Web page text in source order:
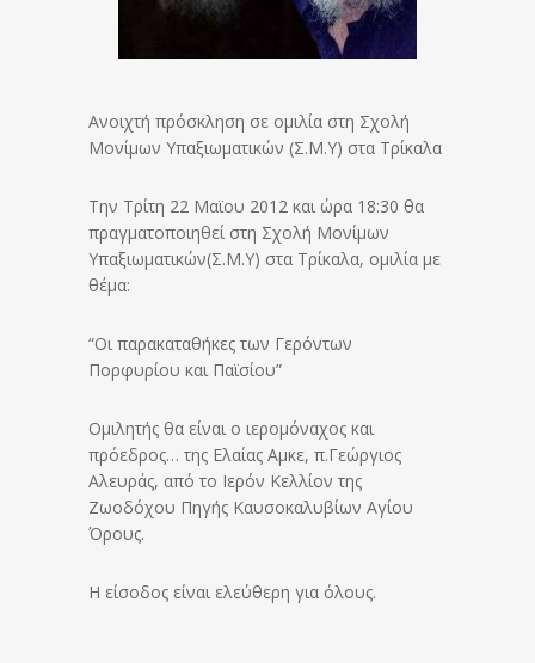
Aνοιχτή πρόσκληση σε ομιλία στη Σχολή
Μονίμων Υπαξιωματικών (Σ.Μ.Υ) στα Τρίκαλα
Την Τρίτη 22 Μαϊου 2012 και ώρα 18:30 θα
πραγματοποιηθεί στη Σχολή Μονίμων
Υπαξιωματικών(Σ.Μ.Υ) στα Τρίκαλα, ομιλία με
θέμα:
“Οι παρακαταθήκες των Γερόντων
Πορφυρίου και Παϊσίου”
Ομιλητής θα είναι ο ιερομόναχος και
πρόεδρος… της Ελαίας Αμκε, π.Γεώργιος
Αλευράς, από το Ιερόν Κελλίον της
Ζωοδόχου Πηγής Καυσοκαλυβίων Αγίου
Όρους.
Η είσοδος είναι ελεύθερη για όλους.